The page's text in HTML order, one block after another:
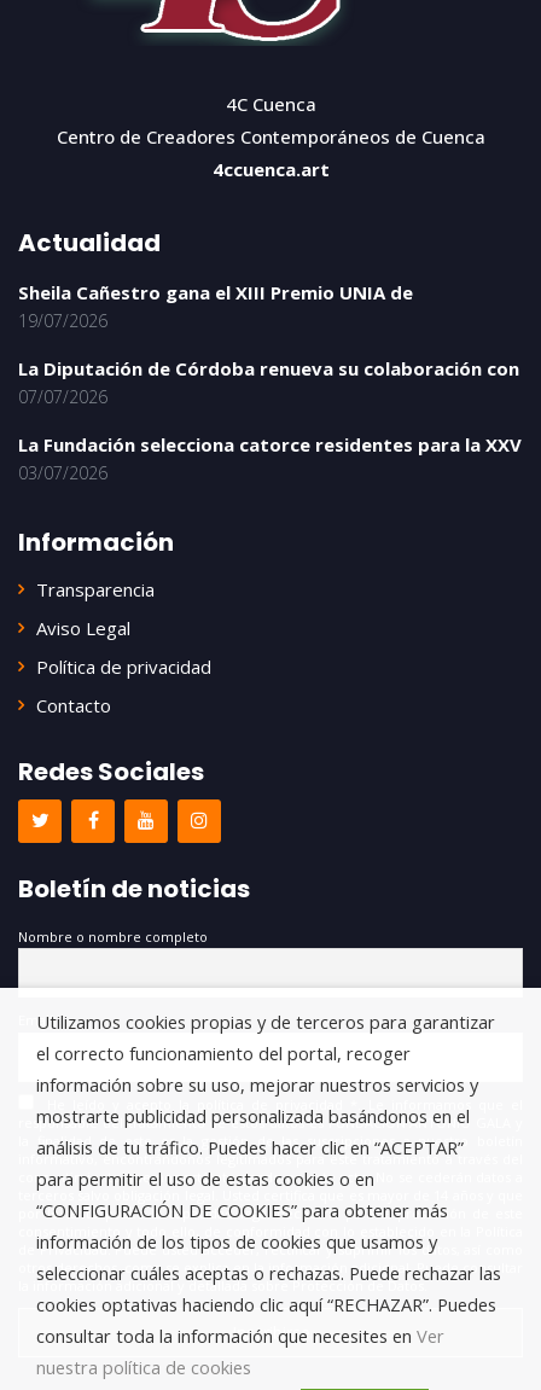
4C Cuenca
Centro de Creadores Contemporáneos de Cuenca
4ccuenca.art
Actualidad
Sheila Cañestro gana el XIII Premio UNIA de
19/07/2026
La Diputación de Córdoba renueva su colaboración con
07/07/2026
La Fundación selecciona catorce residentes para la XXV
03/07/2026
Información
Transparencia
Aviso Legal
Política de privacidad
Contacto
Redes Sociales
Boletín de noticias
Nombre o nombre completo
Email
responsable del tratamiento de estos datos es FUNDACIÓN ANTONIO GALA y
la finalidad de este es la gestión de las suscripciones a nuestro boletín
informativo, encontrándonos legitimados para este tratamiento a través del
consentimiento que nos está otorgando en este acto. No se cederán datos a
terceros salvo obligación legal. Usted certifica que es mayor de 14 años y que
por lo tanto posee la capacidad legal necesaria para la prestación de este
consentimiento y todo ello, de conformidad con lo establecido en la Política
de Privacidad. Puede usted acceder, rectificar y suprimir los datos, así como
otros derechos, como se explica en la información adicional. Puede consultar
la información adicional y detallada sobre Protección de Datos.
Utilizamos cookies propias y de terceros para garantizar
el correcto funcionamiento del portal, recoger
información sobre su uso, mejorar nuestros servicios y
mostrarte publicidad personalizada basándonos en el
análisis de tu tráfico. Puedes hacer clic en “ACEPTAR”
para permitir el uso de estas cookies o en
“CONFIGURACIÓN DE COOKIES” para obtener más
información de los tipos de cookies que usamos y
seleccionar cuáles aceptas o rechazas. Puede rechazar las
cookies optativas haciendo clic aquí “RECHAZAR”. Puedes
consultar toda la información que necesites en Ver
nuestra política de cookies